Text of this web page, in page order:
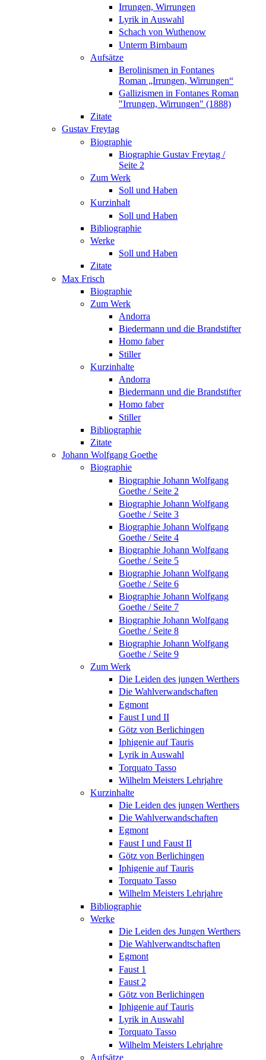
Irrungen, Wirrungen
Lyrik in Auswahl
Schach von Wuthenow
Unterm Birnbaum
Aufsätze
Berolinismen in Fontanes
Roman „Irrungen, Wirrungen“
Gallizismen in Fontanes Roman
"Irrungen, Wirrungen" (1888)
Zitate
Gustav Freytag
Biographie
Biographie Gustav Freytag /
Seite 2
Zum Werk
Soll und Haben
Kurzinhalt
Soll und Haben
Bibliographie
Werke
Soll und Haben
Zitate
Max Frisch
Biographie
Zum Werk
Andorra
Biedermann und die Brandstifter
Homo faber
Stiller
Kurzinhalte
Andorra
Biedermann und die Brandstifter
Homo faber
Stiller
Bibliographie
Zitate
Johann Wolfgang Goethe
Biographie
Biographie Johann Wolfgang
Goethe / Seite 2
Biographie Johann Wolfgang
Goethe / Seite 3
Biographie Johann Wolfgang
Goethe / Seite 4
Biographie Johann Wolfgang
Goethe / Seite 5
Biographie Johann Wolfgang
Goethe / Seite 6
Biographie Johann Wolfgang
Goethe / Seite 7
Biographie Johann Wolfgang
Goethe / Seite 8
Biographie Johann Wolfgang
Goethe / Seite 9
Zum Werk
Die Leiden des jungen Werthers
Die Wahlverwandschaften
Egmont
Faust I und II
Götz von Berlichingen
Iphigenie auf Tauris
Lyrik in Auswahl
Torquato Tasso
Wilhelm Meisters Lehrjahre
Kurzinhalte
Die Leiden des jungen Werthers
Die Wahlverwandschaften
Egmont
Faust I und Faust II
Götz von Berlichingen
Iphigenie auf Tauris
Torquato Tasso
Wilhelm Meisters Lehrjahre
Bibliographie
Werke
Die Leiden des Jungen Werthers
Die Wahlverwandtschaften
Egmont
Faust 1
Faust 2
Götz von Berlichingen
Iphigenie auf Tauris
Lyrik in Auswahl
Torquato Tasso
Wilhelm Meisters Lehrjahre
Aufsätze